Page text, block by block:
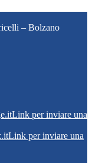
– Bolzano
Link per inviare una
Link per inviare una